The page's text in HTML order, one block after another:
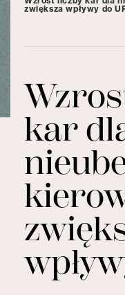
zwiększa wpływy do
kar